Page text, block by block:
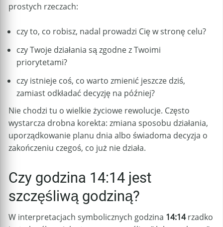
prostych rzeczach:
czy to, co robisz, nadal prowadzi Cię w stronę celu?
czy Twoje działania są zgodne z Twoimi
priorytetami?
czy istnieje coś, co warto zmienić jeszcze dziś,
zamiast odkładać decyzję na później?
Nie chodzi tu o wielkie życiowe rewolucje. Często
wystarcza drobna korekta: zmiana sposobu działania,
uporządkowanie planu dnia albo świadoma decyzja o
zakończeniu czegoś, co już nie działa.
Czy godzina 14:14 jest
szczęśliwą godziną?
W interpretacjach symbolicznych godzina 14:14rzadko